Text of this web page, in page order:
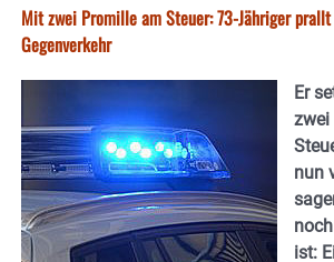
Mit zwei Promille am Steuer: 73-Jähriger
Gegenverkehr
Er
zwei
nun
ist: